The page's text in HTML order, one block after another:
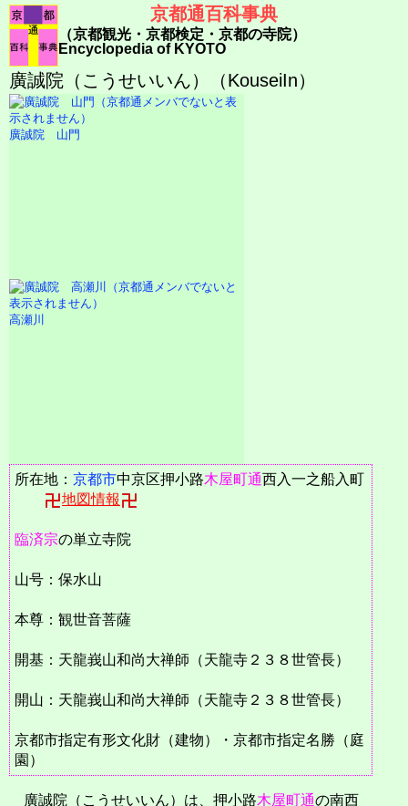
京都通百科事典
（京都観光・京都検定・京都の寺院）
Encyclopedia of KYOTO
廣誠院（こうせいいん）（KouseiIn）
廣誠院 山門
高瀬川
所在地： 京都市中京区押小路木屋町通西入一之船入町
地図情報
臨済宗の単立寺院
山号：保水山
本尊：観世音菩薩
開基：天龍峩山和尚大禅師（天龍寺２３８世管長）
開山：天龍峩山和尚大禅師（天龍寺２３８世管長）
京都市指定有形文化財（建物）・京都市指定名勝（庭
園）
廣誠院（こうせいいん）は、押小路木屋町通の南西